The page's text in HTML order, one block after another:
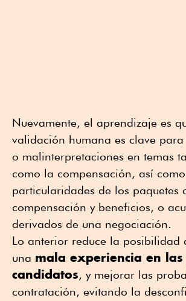
Nuevamente, el aprendizaje es
validación humana es clave
o malinterpretaciones en temas
como la compensación, así
particularidades de los paquetes
compensación y beneficios, o
derivados de una negociación.
Lo anterior reduce la posibilidad
una mala experiencia en
candidatos, y mejorar las
contratación, evitando la